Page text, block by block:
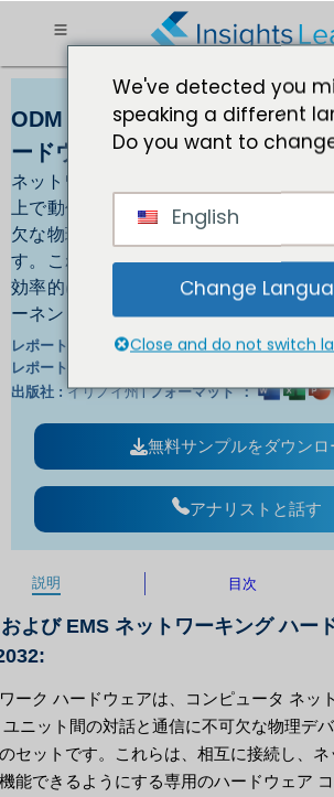
ODM および EMS ネットワーク
ードウェア市場2032 年までの
ネットワーク ハードウェアは、コンピ
上で動作するハードウェア ユニット間
欠な物理デバイスまたはネットワーク
す。これらは、相互に接続し、ネット
効率的に機能できるようにする専用の
ーネントです。
レポートID : IL_1022 |
レポート言語:
出版社 : イリノイ州 |フォーマット ：
無料サンプルをダウンロ
アナリストと話す
説明 目次
よび EMS ネットワーキング ハー
ーク ハードウェアは、コンピュータ ネッ
ニット間の対話と通信に不可欠な物理デ
セットです。これらは、相互に接続し、
能できるようにする専用のハードウェア コ
We've detected you
speaking a different
Do you want to
English
Change
Close and do not switch